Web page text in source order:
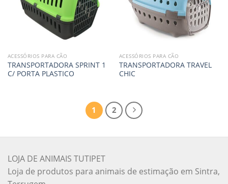
ACESSÓRIOS PARA CÃO
TRANSPORTADORA SPRINT 1
C/ PORTA PLASTICO
ACESSÓRIOS PARA CÃO
TRANSPORTADORA TRAVEL
CHIC
1 2
LOJA DE ANIMAIS TUTIPET
Loja de produtos para animais de estimação em Sintra,